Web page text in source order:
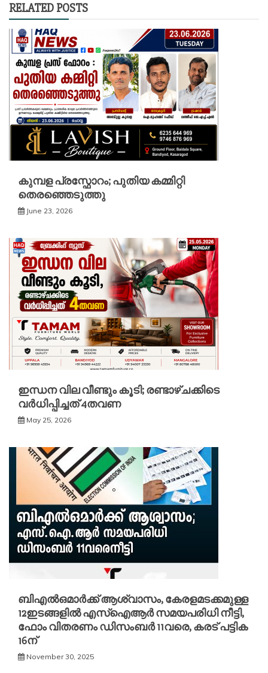
RELATED POSTS
കുമ്പള പ്രസ്ഫോറം; പുതിയ കമ്മിറ്റി
തെരഞ്ഞെടുത്തു
June 23, 2026
ഇന്ധന വില വീണ്ടും കൂടി; രണ്ടാഴ്ചക്കിടെ
വർധിപ്പിച്ചത് 4തവണ
May 25, 2026
ബിഎൽഒമാര്‍ക്ക് ആശ്വാസം, കേരളമടക്കമുള്ള
12ഇടങ്ങളിൽ എസ്ഐആര്‍ സമയപരിധി നീട്ടി,
ഫോം വിതരണം ഡിസംബര്‍ 11വരെ, കരട് പട്ടിക
16ന്
November 30, 2025